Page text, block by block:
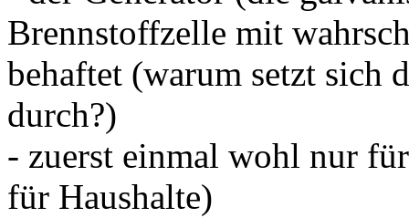
Brennstoffzelle mit
behaftet (warum setzt sich
durch?)
- zuerst einmal wohl nur
für Haushalte)